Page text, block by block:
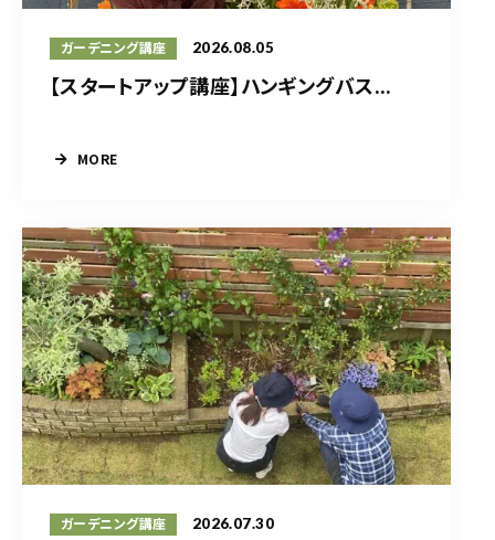
ガーデニング講座 2026.08.05
【スタートアップ講座】ハンギングバス...
MORE
ガーデニング講座 2026.07.30